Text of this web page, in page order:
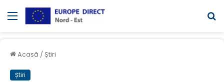
Meniul
Acasă / Știri
Știri